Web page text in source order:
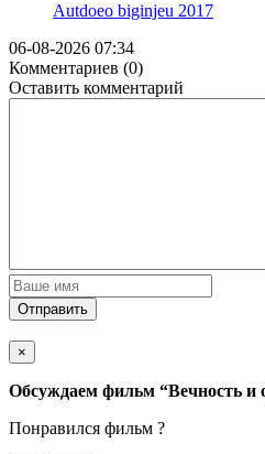
Autdoeo biginjeu 2017
06-08-2026 07:34
Комментариев (0)
Оставить комментарий
Отправить
×
Обсуждаем фильм “Вечность и
Понравился фильм ?